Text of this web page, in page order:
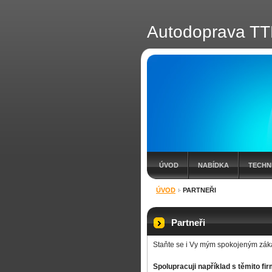
Autodoprava
ÚVOD NABÍDKA
ÚVOD PARTNEŘI
Partneři
Staňte se i Vy mým spokojeným
Spolupracuji například s těmito